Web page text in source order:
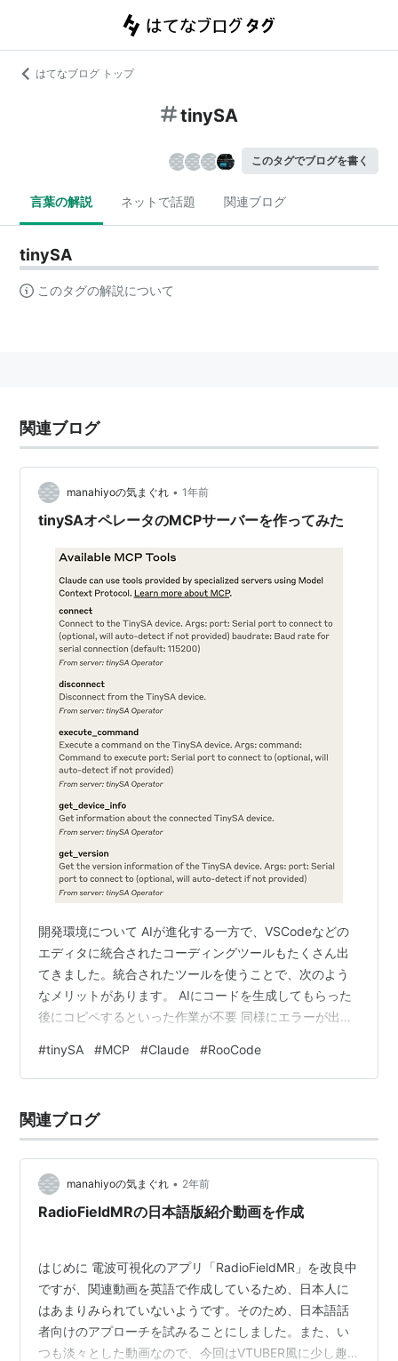
はてなブログ トップ
tinySA
このタグでブログを書く
言葉の解説 ネットで話題 関連ブログ
tinySA
このタグの解説について
関連ブログ
manahiyoの気まぐれ • 1年前
tinySAオペレータのMCPサーバーを作ってみた
開発環境について AIが進化する一方で、VSCodeなどの
エディタに統合されたコーディングツールもたくさん出
てきました。統合されたツールを使うことで、次のよう
なメリットがあります。 AIにコードを生成してもらった
後にコピペするといった作業が不要 同様にエラーが出た
ォルダにあるファイルを自動的に読み込んでくれる。フ
ァイルの生成もしてくれる。フォルダごとファイルの解
ーが出たら自動的に修正作業も進めてくれる github.com
ちなみに、私のお気に入りは「Roo-Code」です。フリー
#tinySA #MCP #Claude #RooCode
関連ブログ
manahiyoの気まぐれ • 2年前
RadioFieldMRの日本語版紹介動画を作成
はじめに 電波可視化のアプリ「RadioFieldMR」を改良中
ですが、関連動画を英語で作成しているため、日本人に
はあまりみられていないようです。そのため、日本語話
者向けのアプローチを試みることにしました。また、い
つも淡々とした動画なので、今回はVTUBER風に少し趣